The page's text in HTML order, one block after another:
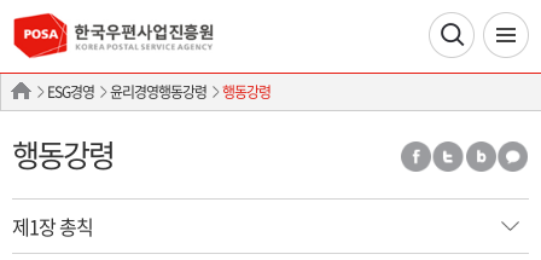
ESG경영 윤리경영행동강령 행동강령
행동강령
제1장 총칙